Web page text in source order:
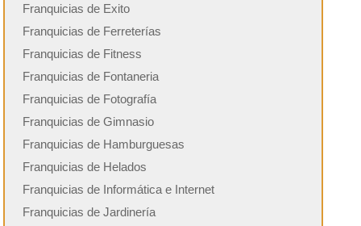
Franquicias de Exito
Franquicias de Ferreterías
Franquicias de Fitness
Franquicias de Fontaneria
Franquicias de Fotografía
Franquicias de Gimnasio
Franquicias de Hamburguesas
Franquicias de Helados
Franquicias de Informática e Internet
Franquicias de Jardinería